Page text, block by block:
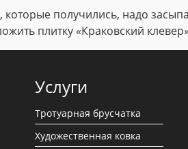
получились, надо
плитку «Краковский
Услуги
Тротуарная брусчатка
Художественная ковка